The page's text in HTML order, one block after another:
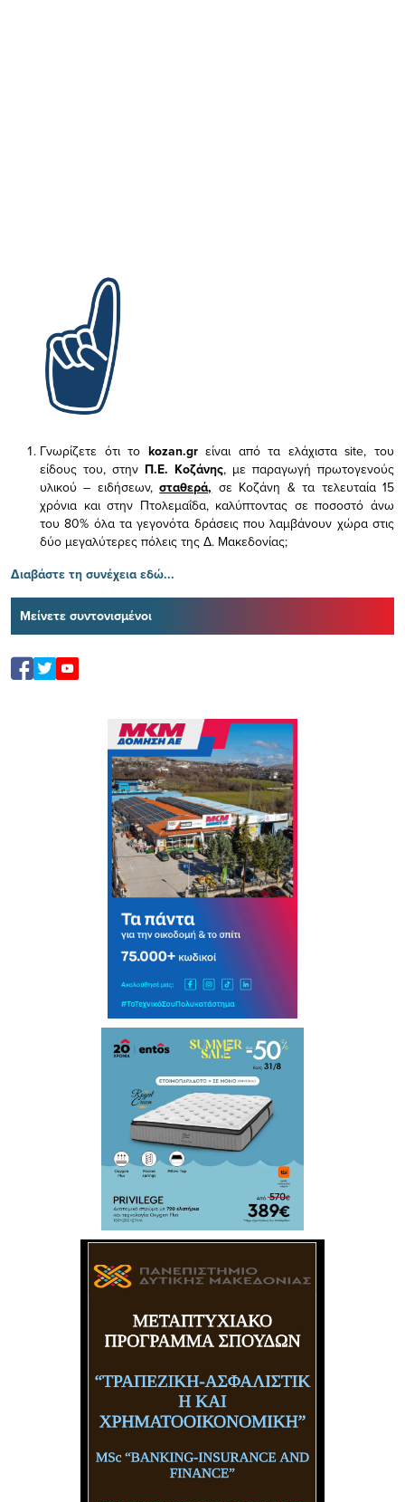
Γνωρίζετε ότι το kozan.gr είναι από τα ελάχισταsite, του
είδους του, στην Π.Ε. Κοζάνης, με παραγωγή πρωτογενούς
υλικού – ειδήσεων,σταθερά, σε Κοζάνη & τα τελευταία 15
χρόνια και στην Πτολεμαΐδα, καλύπτοντας σε ποσοστό άνω
του 80% όλα τα γεγονότα δράσεις που λαμβάνουν χώρα στις
δύο μεγαλύτερες πόλεις της Δ. Μακεδονίας;
Διαβάστε τη συνέχεια εδώ...
Μείνετε συντονισμένοι